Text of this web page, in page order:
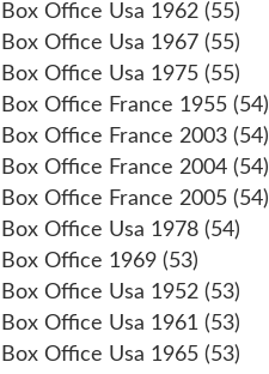
Box Office Usa 1962 (55)
Box Office Usa 1967 (55)
Box Office Usa 1975 (55)
Box Office France 1955 (54)
Box Office France 2003 (54)
Box Office France 2004 (54)
Box Office France 2005 (54)
Box Office Usa 1978 (54)
Box Office 1969 (53)
Box Office Usa 1952 (53)
Box Office Usa 1961 (53)
Box Office Usa 1965 (53)